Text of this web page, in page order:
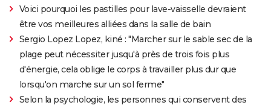
Voici pourquoi les pastilles pour lave-vaisselle devraient
être vos meilleures alliées dans la salle de bain
Sergio Lopez Lopez, kiné : "Marcher sur le sable sec de la
plage peut nécessiter jusqu'à près de trois fois plus
d'énergie, cela oblige le corps à travailler plus dur que
lorsqu'on marche sur un sol ferme"
Selon la psychologie, les personnes qui conservent des